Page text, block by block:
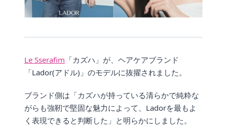
Le Sserafim 「カズハ」が、ヘアケアブランド
「Lador(アドル)」のモデルに抜擢されました。
ブランド側は「カズハが持っている清らかで純粋な
がらも強靭で堅固な魅力によって、Ladorを最もよ
く表現できると判断した」と明らかにしました。